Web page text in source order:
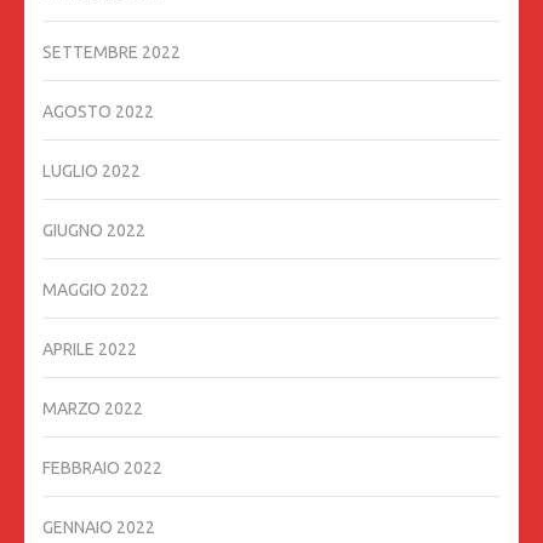
SETTEMBRE 2022
AGOSTO 2022
LUGLIO 2022
GIUGNO 2022
MAGGIO 2022
APRILE 2022
MARZO 2022
FEBBRAIO 2022
GENNAIO 2022